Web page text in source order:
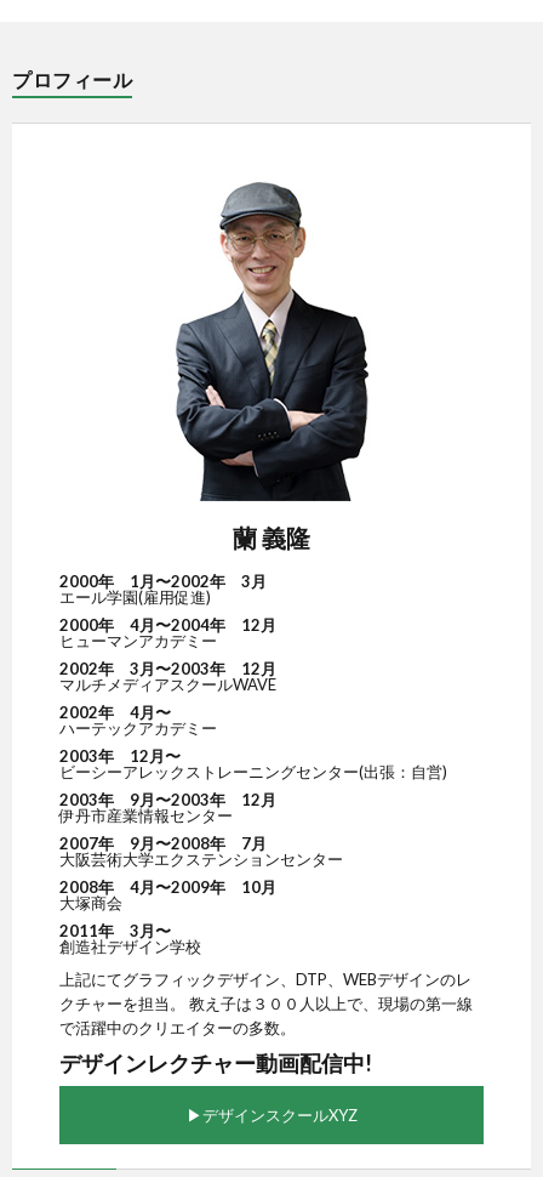
プロフィール
蘭 義隆
2000年 1月〜2002年 3月
エール学園(雇用促進)
2000年 4月〜2004年 12月
ヒューマンアカデミー
2002年 3月〜2003年 12月
マルチメディアスクールWAVE
2002年 4月〜
ハーテックアカデミー
2003年 12月〜
ビーシーアレックストレーニングセンター(出張：自営)
2003年 9月〜2003年 12月
伊丹市産業情報センター
2007年 9月〜2008年 7月
大阪芸術大学エクステンションセンター
2008年 4月〜2009年 10月
大塚商会
2011年 3月〜
創造社デザイン学校
上記にてグラフィックデザイン、DTP、WEBデザインのレ
クチャーを担当。 教え子は３００人以上で、現場の第一線
で活躍中のクリエイターの多数。
デザインレクチャー動画配信中!
▶︎デザインスクールXYZ